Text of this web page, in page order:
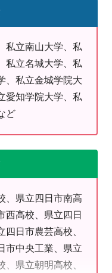
お悩みを一緒に解決
・文法徹底定着コ
論文対策）
対策コース ●完全
」に変えるだけで、
待ちしております！
私立南山大学、私
私立名城大学、私
、私立金城学院大
愛知学院大学、私
ど
、県立四日市南高
西高校、県立四日
日市農芸高校、
市中央工業、県立
県立朝明高校、